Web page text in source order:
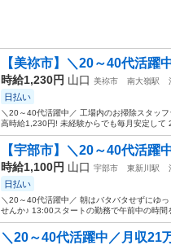
【美祢市】＼20～40代活
時給1,230円 山口 美祢市 南大嶺駅
日払い
＼20～40代活躍中／ 工場内のお掃除スタ
高時給1,230円! 未経験からでも毎月安定して
【宇部市】＼20～40代活躍
時給1,100円 山口 宇部市 東新川駅
日払い
＼20～40代活躍中／ 朝はバタバタせずにゆ
せんか♪ 13:00スタートの勤務で午前中の時
＼20～40代活躍中／月収21